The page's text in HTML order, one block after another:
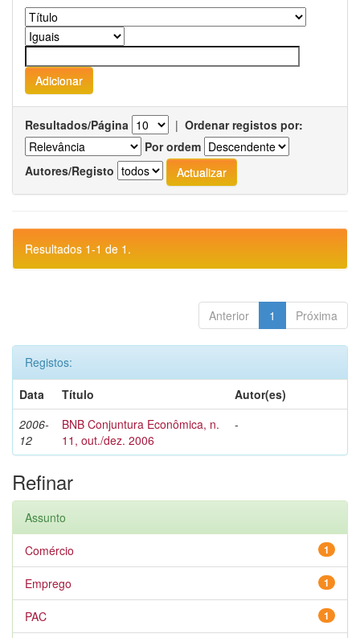
Resultados/Página | Ordenar registos por:
Por ordem
Autores/Registo
Resultados 1-1 de 1.
Anterior 1 Próxima
Registos:
Data
Título
Autor(es)
2006-
12
BNB Conjuntura Econômica, n.
11, out./dez. 2006
-
Refinar
Assunto
1
Comércio
1
Emprego
1
PAC